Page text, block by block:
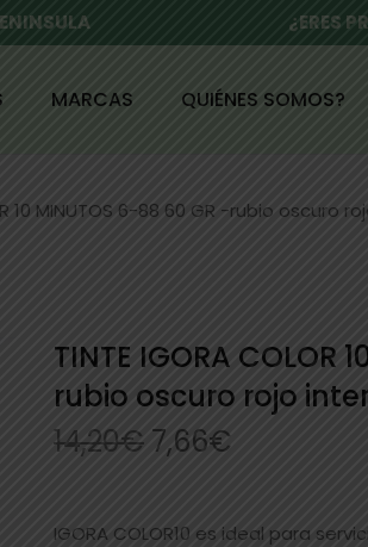
¿ERES
MARCAS QUIÉNES SOMOS?
10 MINUTOS 6-88 60 GR -rubio oscuro
TINTE IGORA COLOR
rubio oscuro rojo
14,20€ 7,66€
IGORA COLOR10 es ideal para